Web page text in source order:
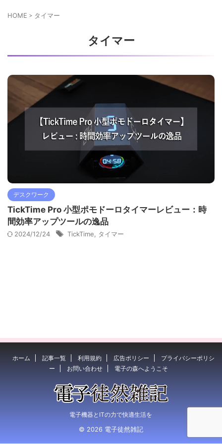
HOME > タイマー
タイマー
デスクワーク
TickTime Pro 小型ポモドーロタイマーレビュー：時
間効率アップツールの逸品
2024/12/24 TickTime, タイマー
ホーム 記事一覧 利用規約 広告ポリシー
プライバシーポリシ
ー
お問い合わせ 電子の森へようこそ
電子機器とITの力で快適生活を
© 2026 電子徒然雑記